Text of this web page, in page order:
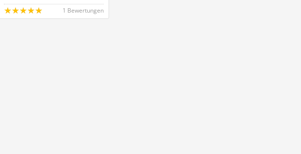
1 Bewertungen